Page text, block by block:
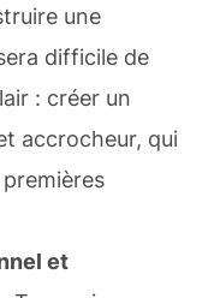
une
difficile de
: créer un
accrocheur, qui
et